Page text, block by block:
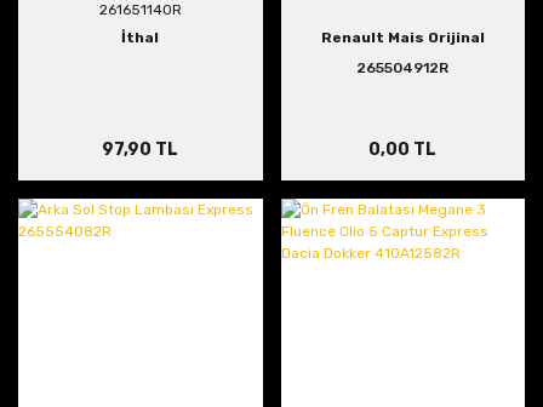
261651140R
İthal
97,90 TL
Renault Mais Orijinal
265504912R
0,00 TL